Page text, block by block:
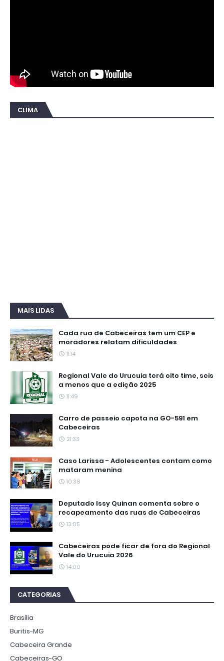
CLIMA
MAIS LIDAS
Cada rua de Cabeceiras tem um CEP e
moradores relatam dificuldades
11:14
Regional Vale do Urucuia terá oito time, seis
a menos que a edição 2025
11:49
Carro de passeio capota na GO-591 em
Cabeceiras
21:33
Caso Larissa - Adolescentes contam como
mataram menina
10:38
Deputado Issy Quinan comenta sobre o
recapeamento das ruas de Cabeceiras
13:05
Cabeceiras pode ficar de fora do Regional
Vale do Urucuia 2026
14:00
CATEGORIAS
Brasília
Buritis-MG
Cabeceira Grande
Cabeceiras-GO